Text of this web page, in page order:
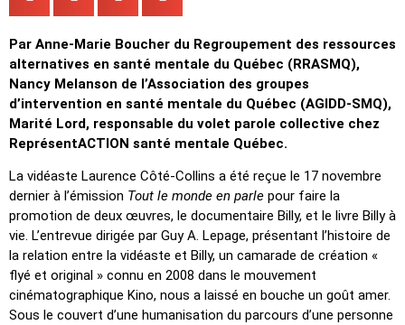
Par Anne-Marie Boucher du Regroupement des ressources
alternatives en santé mentale du Québec (RRASMQ),
Nancy Melanson de l’Association des groupes
d’intervention en santé mentale du Québec (AGIDD-SMQ),
Marité Lord, responsable du volet parole collective chez
ReprésentACTION santé mentale Québec.
La vidéaste Laurence Côté-Collins a été reçue le 17 novembre
dernier à l’émission Tout le monde en parle pour faire la
promotion de deux œuvres, le documentaire Billy, et le livre Billy à
vie. L’entrevue dirigée par Guy A. Lepage, présentant l’histoire de
la relation entre la vidéaste et Billy, un camarade de création «
flyé et original » connu en 2008 dans le mouvement
cinématographique Kino, nous a laissé en bouche un goût amer.
Sous le couvert d’une humanisation du parcours d’une personne